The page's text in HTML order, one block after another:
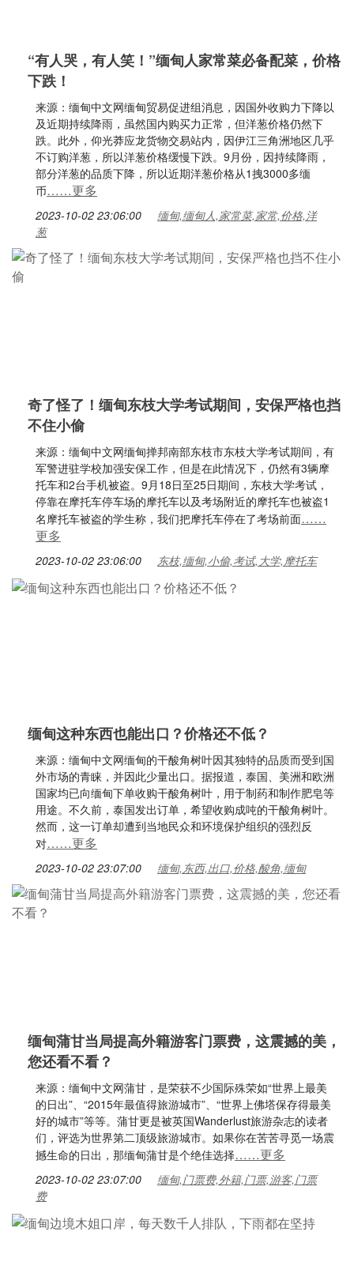
“有人哭，有人笑！”缅甸人家常菜必备配菜，价格
下跌！
来源：缅甸中文网缅甸贸易促进组消息，因国外收购力下降以
及近期持续降雨，虽然国内购买力正常，但洋葱价格仍然下
跌。此外，仰光莽应龙货物交易站内，因伊江三角洲地区几乎
不订购洋葱，所以洋葱价格缓慢下跌。9月份，因持续降雨，
部分洋葱的品质下降，所以近期洋葱价格从1拽3000多缅
币……更多
2023-10-02 23:06:00
缅甸,缅甸人,家常菜,家常,价格,洋
葱
奇了怪了！缅甸东枝大学考试期间，安保严格也挡
不住小偷
来源：缅甸中文网缅甸掸邦南部东枝市东枝大学考试期间，有
军警进驻学校加强安保工作，但是在此情况下，仍然有3辆摩
托车和2台手机被盗。9月18日至25日期间，东枝大学考试，
停靠在摩托车停车场的摩托车以及考场附近的摩托车也被盗1
名摩托车被盗的学生称，我们把摩托车停在了考场前面……
更多
2023-10-02 23:06:00 东枝,缅甸,小偷,考试,大学,摩托车
缅甸这种东西也能出口？价格还不低？
来源：缅甸中文网缅甸的干酸角树叶因其独特的品质而受到国
外市场的青睐，并因此少量出口。据报道，泰国、美洲和欧洲
国家均已向缅甸下单收购干酸角树叶，用于制药和制作肥皂等
用途。不久前，泰国发出订单，希望收购成吨的干酸角树叶。
然而，这一订单却遭到当地民众和环境保护组织的强烈反
对……更多
2023-10-02 23:07:00 缅甸,东西,出口,价格,酸角,缅甸
缅甸蒲甘当局提高外籍游客门票费，这震撼的美，
您还看不看？
来源：缅甸中文网蒲甘，是荣获不少国际殊荣如“世界上最美
的日出”、“2015年最值得旅游城市”、“世界上佛塔保存得最美
好的城市”等等。蒲甘更是被英国Wanderlust旅游杂志的读者
们，评选为世界第二顶级旅游城市。如果你在苦苦寻觅一场震
撼生命的日出，那缅甸蒲甘是个绝佳选择……更多
2023-10-02 23:07:00
缅甸,门票费,外籍,门票,游客,门票
费